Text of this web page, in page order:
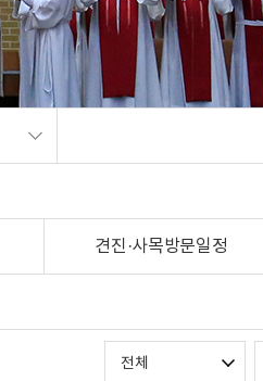
견진·사목방문일정